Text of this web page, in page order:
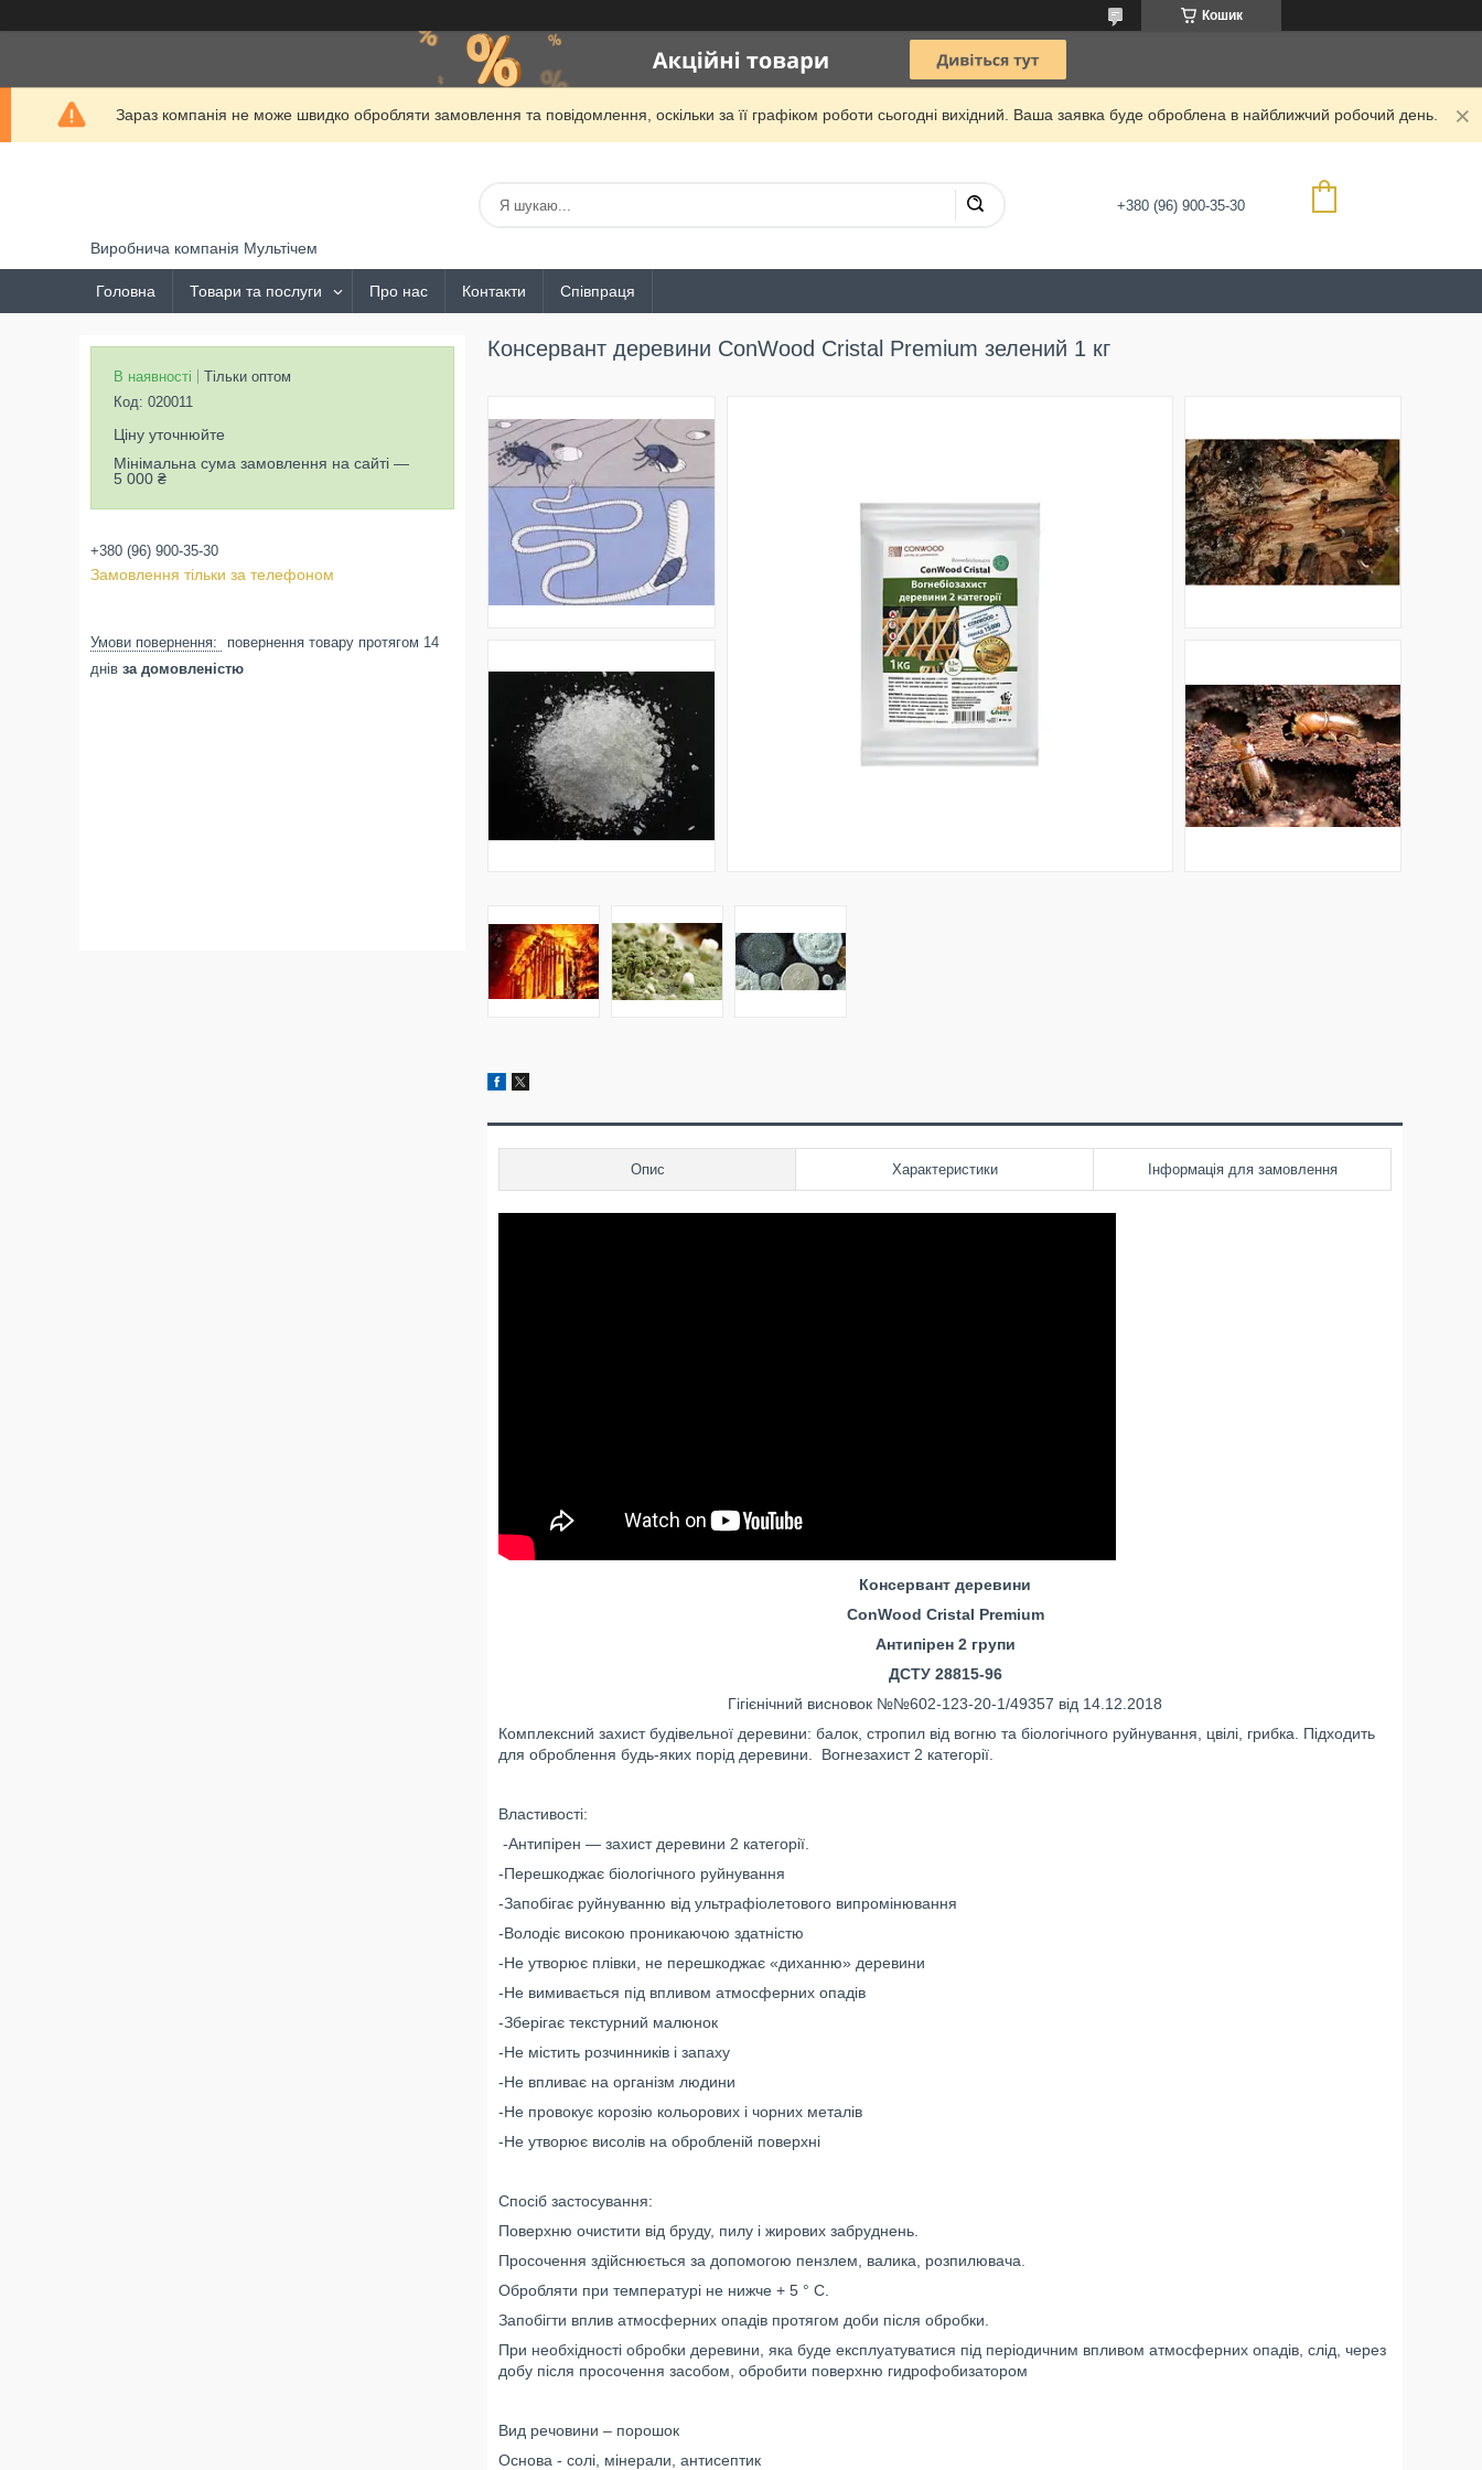
Кошик
Зараз компанія не може швидко обробляти замовлення та повідомлення, оскільки за її графіком роботи сьогодні вихідний. Ваша заявка буде оброблена в найближчий робочий день.
Виробнича компанія Мультічем
+380 (96) 900-35-30
Головна Товари та послуги Про нас Контакти Співпраця
Консервант деревини ConWood Cristal Premium зелений 1 кг
Опис Характеристики Інформація для замовлення
Консервант деревини
ConWood Crіstal Premium
Антипірен 2 групи
ДСТУ 28815-96
Гігієнічний висновок №№602-123-20-1/49357 від 14.12.2018
Комплексний захист будівельної деревини: балок, стропил від вогню та біологічного руйнування, цвілі, грибка. Підходить
для оброблення будь-яких порід деревини. Вогнезахист 2 категорії.
Властивості:
-Антипірен ― захист деревини 2 категорії.
-Перешкоджає біологічного руйнування
-Запобігає руйнуванню від ультрафіолетового випромінювання
-Володіє високою проникаючою здатністю
-Не утворює плівки, не перешкоджає «диханню» деревини
-Не вимивається під впливом атмосферних опадів
-Зберігає текстурний малюнок
-Не містить розчинників і запаху
-Не впливає на організм людини
-Не провокує корозію кольорових і чорних металів
-Не утворює висолів на обробленій поверхні
Спосіб застосування:
Поверхню очистити від бруду, пилу і жирових забруднень.
Просочення здійснюється за допомогою пензлем, валика, розпилювача.
Обробляти при температурі не нижче + 5 ° C.
Запобігти вплив атмосферних опадів протягом доби після обробки.
При необхідності обробки деревини, яка буде експлуатуватися під періодичним впливом атмосферних опадів, слід, через
добу після просочення засобом, обробити поверхню гидрофобизатором
Вид речовини – порошок
Основа - солі, мінерали, антисептик
В наявності
Тільки оптом
Код: 020011
Ціну уточнюйте
Мінімальна сума замовлення на сайті —
5 000 ₴
+380 (96) 900-35-30
Замовлення тільки за телефоном
повернення товару протягом 14
днів за домовленістю